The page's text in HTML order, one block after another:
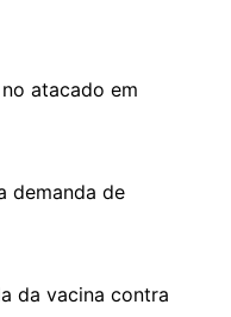
atacado em
demanda de
da vacina contra